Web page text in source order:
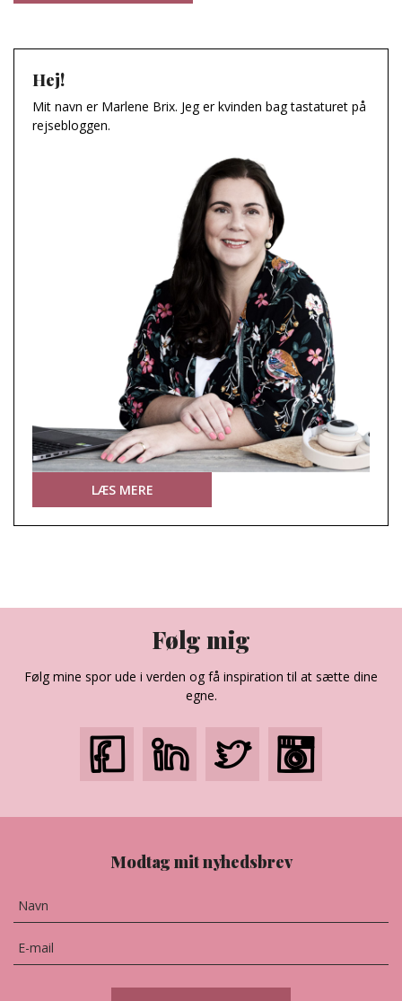
Hej!
Mit navn er Marlene Brix. Jeg er kvinden bag tastaturet på
rejsebloggen.
LÆS MERE
Følg mig
Følg mine spor ude i verden og få inspiration til at sætte dine
egne.
Modtag mit nyhedsbrev